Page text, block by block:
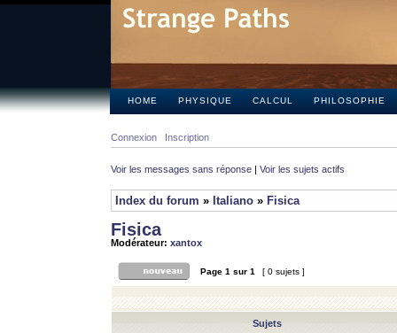
HOME PHYSIQUE CALCUL PHILOSOPHIE
Connexion Inscription
Voir les messages sans réponse | Voir les sujets actifs
Index du forum » Italiano » Fisica
Fisica
Modérateur: xantox
Page 1 sur 1 [ 0 sujets ]
Sujets